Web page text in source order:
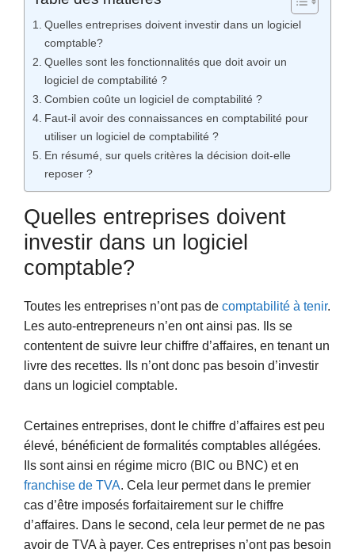
Quelles entreprises doivent investir dans un logiciel
comptable?
Quelles sont les fonctionnalités que doit avoir un
logiciel de comptabilité ?
Combien coûte un logiciel de comptabilité ?
Faut-il avoir des connaissances en comptabilité pour
utiliser un logiciel de comptabilité ?
En résumé, sur quels critères la décision doit-elle
reposer ?
Quelles entreprises doivent
investir dans un logiciel
comptable?
Toutes les entreprises n’ont pas de comptabilité à tenir.
Les auto-entrepreneurs n’en ont ainsi pas. Ils se
contentent de suivre leur chiffre d’affaires, en tenant un
livre des recettes. Ils n’ont donc pas besoin d’investir
dans un logiciel comptable.
Certaines entreprises, dont le chiffre d’affaires est peu
élevé, bénéficient de formalités comptables allégées.
Ils sont ainsi en régime micro (BIC ou BNC) et en
franchise de TVA. Cela leur permet dans le premier
cas d’être imposés forfaitairement sur le chiffre
d’affaires. Dans le second, cela leur permet de ne pas
avoir de TVA à payer. Ces entreprises n’ont pas besoin